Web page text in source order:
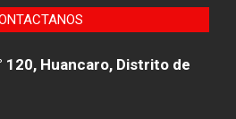
120, Huancaro, Distrito de